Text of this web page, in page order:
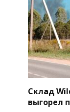
Склад
выгорел